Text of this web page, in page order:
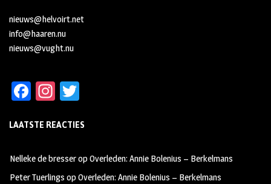
nieuws@helvoirt.net
info@haaren.nu
nieuws@vught.nu
Fa
b
oo
k
In
ag
m
tt
LAATSTE REACTIES
Nelleke de bresseropOverleden: Annie Bolenius – Berkelmans
Peter Tuerlings opOverleden: Annie Bolenius – Berkelmans